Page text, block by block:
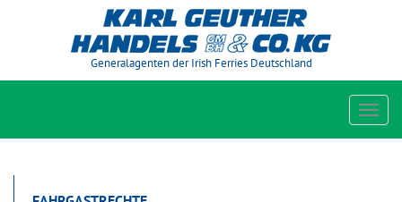
Generalagenten der Irish Ferries Deutschland